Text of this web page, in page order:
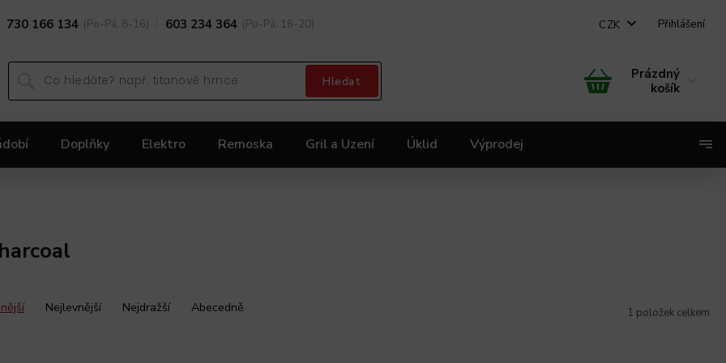
730 166 134 (Po-Pá, 8-16) 603 234 364 (Po-Pá, 16-20) CZK Přihlášení
Hledat
Prázdný
košík
Doplňky Elektro Remoska Gril a Uzení Úklid Výprodej
Nejlevnější Nejdražší Abecedně 1 položek celkem